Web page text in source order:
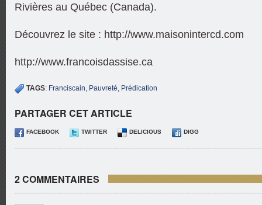
Rivières au Québec (Canada).
Découvrez le site : http://www.maisonintercd.com
http://www.francoisdassise.ca
TAGS: Franciscain, Pauvreté, Prédication
PARTAGER CET ARTICLE
FACEBOOK TWITTER DELICIOUS DIGG
2 COMMENTAIRES